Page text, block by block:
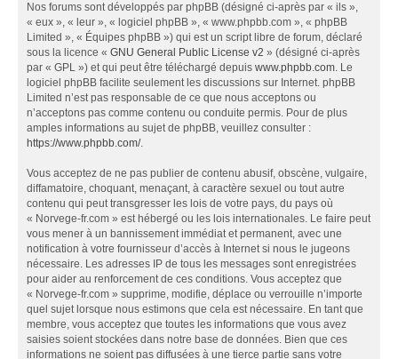
Nos forums sont développés par phpBB (désigné ci-après par « ils »,
« eux », « leur », « logiciel phpBB », « www.phpbb.com », « phpBB
Limited », « Équipes phpBB ») qui est un script libre de forum, déclaré
sous la licence « GNU General Public License v2 » (désigné ci-après
par « GPL ») et qui peut être téléchargé depuis www.phpbb.com. Le
logiciel phpBB facilite seulement les discussions sur Internet. phpBB
Limited n’est pas responsable de ce que nous acceptons ou
n’acceptons pas comme contenu ou conduite permis. Pour de plus
amples informations au sujet de phpBB, veuillez consulter :
https://www.phpbb.com/.
Vous acceptez de ne pas publier de contenu abusif, obscène, vulgaire,
diffamatoire, choquant, menaçant, à caractère sexuel ou tout autre
contenu qui peut transgresser les lois de votre pays, du pays où
« Norvege-fr.com » est hébergé ou les lois internationales. Le faire peut
vous mener à un bannissement immédiat et permanent, avec une
notification à votre fournisseur d’accès à Internet si nous le jugeons
nécessaire. Les adresses IP de tous les messages sont enregistrées
pour aider au renforcement de ces conditions. Vous acceptez que
« Norvege-fr.com » supprime, modifie, déplace ou verrouille n’importe
quel sujet lorsque nous estimons que cela est nécessaire. En tant que
membre, vous acceptez que toutes les informations que vous avez
saisies soient stockées dans notre base de données. Bien que ces
informations ne soient pas diffusées à une tierce partie sans votre